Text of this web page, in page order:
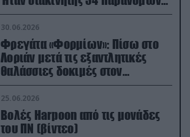
μεταναστών
30.06.2026
Φρεγάτα «Φορμίων»: Πίσω στο
Λοριάν μετά τις εξαντλητικές
θαλάσσιες δοκιμές στον
απαιτητικό Βισκαϊκό
25.06.2026
Βολές Harpoon από τις μονάδες
του ΠΝ (βίντεο)